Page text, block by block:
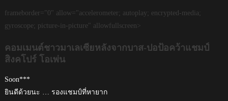
frameborder="0" allow="accelerometer; autoplay; encrypted-media;
gyroscope; picture-in-picture" allowfullscreen>
คอมเมนต์ชาวมาเลเซียหลังจากบาส-ปอป้อคว้าแชมป์
สิงคโปร์ โอเพ่น
Soon***
ยินดีด้วยนะ … รองแชมป์ที่หายาก